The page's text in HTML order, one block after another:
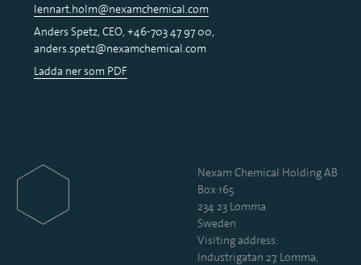
lennart.holm@nexamchemical.com
Anders Spetz, CEO, +46-703 47 97 00,
anders.spetz@nexamchemical.com
Ladda ner som PDF
Nexam Chemical Holding AB
Box 165
234 23 Lomma
Sweden
Visiting address:
Industrigatan 27, Lomma,